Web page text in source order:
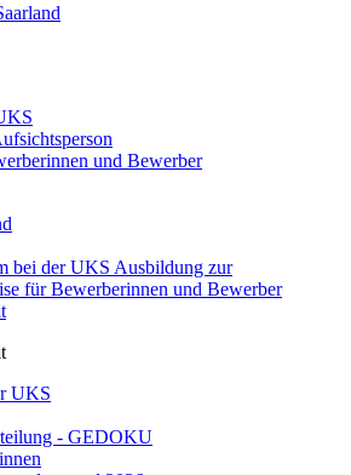
und Bewerber
bei der UKS Ausbildung zur
für Bewerberinnen und Bewerber
UKS
- GEDOKU